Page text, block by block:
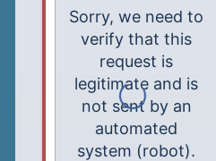
Sorry, we need to
verify that this
request is
legitimate and is
not sent by an
automated
system (robot).